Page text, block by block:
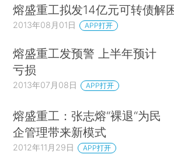
熔盛重工拟发14亿元可转债解
2013年08月01日 APP打开
熔盛重工发预警 上半年预计
亏损
2013年07月08日 APP打开
熔盛重工：张志熔“裸退“为民
企管理带来新模式
2012年11月29日 APP打开